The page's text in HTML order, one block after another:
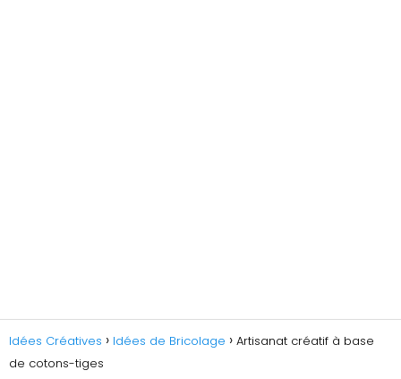
Idées Créatives Idées de Bricolage
Artisanat créatif à base
de cotons-tiges